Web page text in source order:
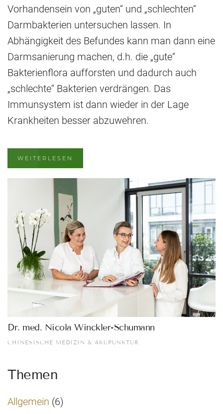
Vorhandensein von „guten“ und „schlechten“
Darmbakterien untersuchen lassen. In
Abhängigkeit des Befundes kann man dann eine
Darmsanierung machen, d.h. die „gute“
Bakterienflora aufforsten und dadurch auch
„schlechte“ Bakterien verdrängen. Das
Immunsystem ist dann wieder in der Lage
Krankheiten besser abzuwehren.
WEITERLESEN
Dr. med. Nicola Winckler-Schumann
CHINESISCHE MEDIZIN & AKUPUNKTUR
Themen
Allgemein (6)